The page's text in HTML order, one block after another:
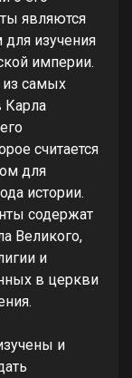
являются
изучения
империи.
самых
Карла
считается
для
истории.
содержат
Великого,
и
в церкви
и